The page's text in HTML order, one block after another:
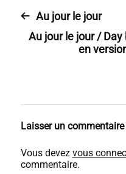
Au jour le jour
Au jour le jour / Day
en
Laisser un commentaire
Vous devez vous
commentaire.